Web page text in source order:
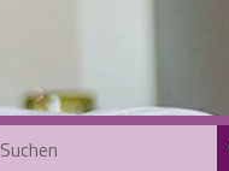
Suchen